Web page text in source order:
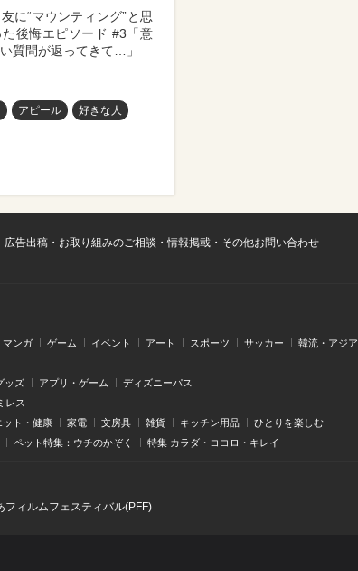
友に“マウンティング”と思
後悔エピソード #3「意
質問が返ってきて…」
アピール 好きな人
広告出稿・お取り組みのご相談・情報掲載・その他お問い合わせ
マンガ ゲーム イベント アート スポーツ サッカー 韓流・アジア
ッズ アプリ・ゲーム ディズニーパス
レス
ット・健康 家電 文房具 雑貨 キッチン用品 ひとりを楽しむ
ペット特集：ウチのかぞく 特集 カラダ・ココロ・キレイ
フィルムフェスティバル(PFF)